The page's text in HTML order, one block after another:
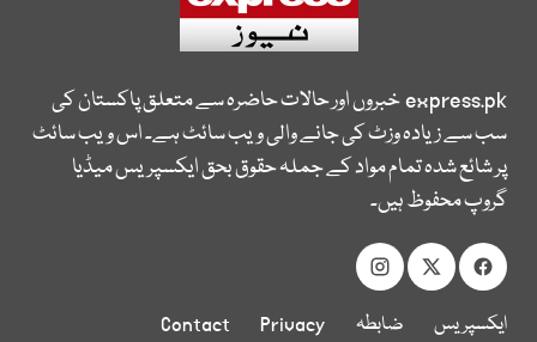
express.pkخبروں اور حالات حاضرہ سے متعلق پاکستان کی
سب سے زیادہ وزٹ کی جانے والی ویب سائٹ ہے۔ اس ویب سائٹ
پر شائع شدہ تمام مواد کے جملہ حقوق بحق ایکسپریس میڈیا
گروپ محفوظ ہیں۔
ایکسپریس
ضابطہ
Privacy
Contact